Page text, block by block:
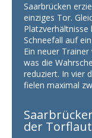
Saarbrücken
einziges Tor.
Platzverhältnisse
Schneefall auf
Ein neuer
was die
reduziert. In vier
fielen maximal
der